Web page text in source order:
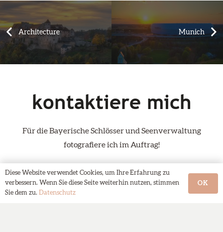
Architecture Munich
kontaktiere mich
Für die Bayerische Schlösser und Seenverwaltung
fotografiere ich im Auftrag!
+49 151 27 00 27 64
martha@feustel-foto.de
Diese Website verwendet Cookies, um Ihre Erfahrung zu
verbessern. Wenn Sie diese Seite weiterhin nutzen, stimmen
Sie dem zu. Datenschutz
OK